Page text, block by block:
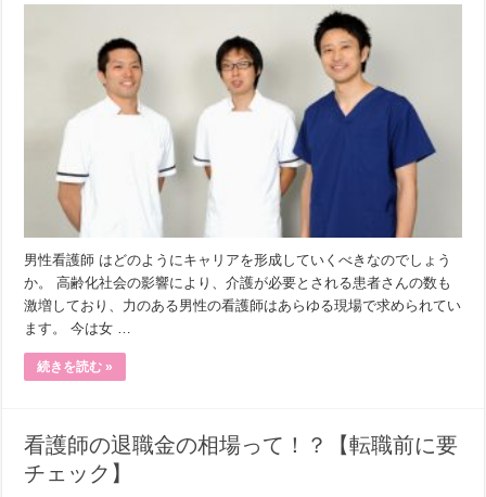
男性看護師 はどのようにキャリアを形成していくべきなのでしょう
か。 高齢化社会の影響により、介護が必要とされる患者さんの数も
激増しており、力のある男性の看護師はあらゆる現場で求められてい
ます。 今は女 …
続きを読む »
看護師の退職金の相場って！？【転職前に要
チェック】